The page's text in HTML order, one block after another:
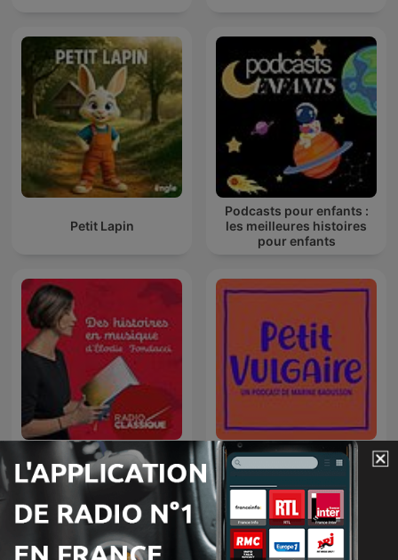
Petit Lapin
Podcasts pour enfants :
les meilleures histoires
pour enfants
Des histoires en musique
d'Elodie Fondacci
Petit Vulgaire